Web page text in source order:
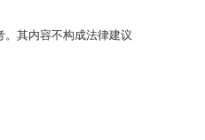
其内容不构成法律建议